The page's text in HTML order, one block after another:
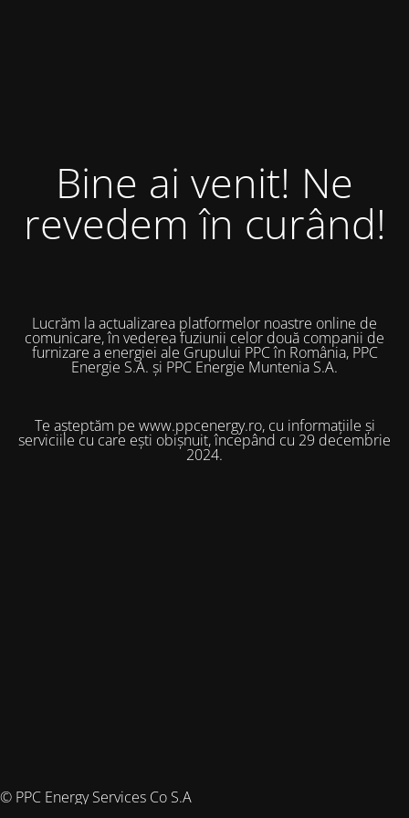
Bine ai venit! Ne
revedem în curând!
Lucrăm la actualizarea platformelor noastre online de
comunicare, în vederea fuziunii celor două companii de
furnizare a energiei ale Grupului PPC în România, PPC
Energie S.A. și PPC Energie Muntenia S.A.
Te așteptăm pe www.ppcenergy.ro, cu informațiile și
serviciile cu care ești obișnuit, începând cu 29 decembrie
2024.
© PPC Energy Services Co S.A